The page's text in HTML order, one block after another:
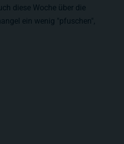
diese Woche über die
ein wenig "pfuschen",